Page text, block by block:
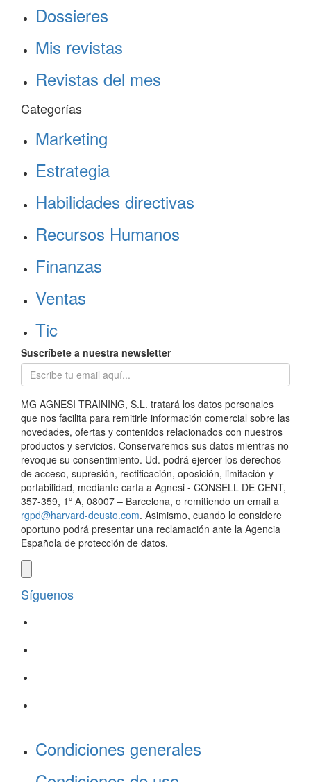
Dossieres
Mis revistas
Revistas del mes
Categorías
Marketing
Estrategia
Habilidades directivas
Recursos Humanos
Finanzas
Ventas
Tic
Suscríbete a nuestra newsletter
MG AGNESI TRAINING, S.L. tratará los datos personales
que nos facilita para remitirle información comercial sobre las
novedades, ofertas y contenidos relacionados con nuestros
productos y servicios. Conservaremos sus datos mientras no
revoque su consentimiento. Ud. podrá ejercer los derechos
de acceso, supresión, rectificación, oposición, limitación y
portabilidad, mediante carta a Agnesi - CONSELL DE CENT,
357-359, 1º A, 08007 – Barcelona, o remitiendo un email a
rgpd@harvard-deusto.com. Asimismo, cuando lo considere
oportuno podrá presentar una reclamación ante la Agencia
Española de protección de datos.
Síguenos
Condiciones generales